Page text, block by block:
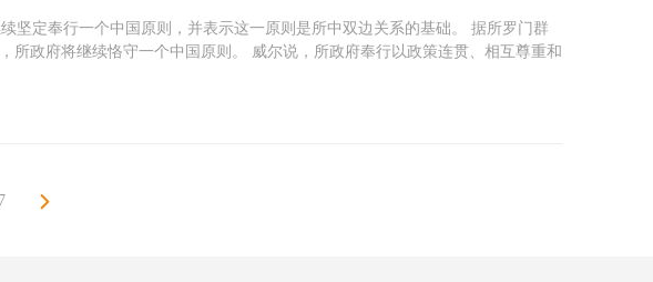
坚定奉行一个中国原则，并表示这一原则是所中双边关系的基础。 据所罗门群
政府将继续恪守一个中国原则。 威尔说，所政府奉行以政策连贯、相互尊重和
7